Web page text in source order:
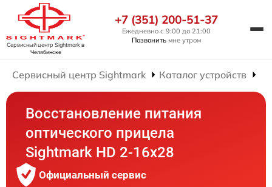
Сервисный центр Sightmarkв
Челябинске
+7 (351) 200-51-37
Ежедневно с 9:00 до 21:00
Позвонить мне утром
Сервисный центр Sightmark Каталог устройств
Восстановление питания
оптического прицела
Sightmark HD 2-16x28
Официальный сервис